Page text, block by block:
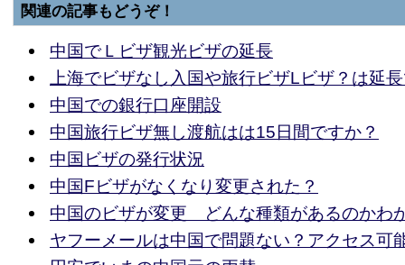
関連の記事もどうぞ！
中国でＬビザ観光ビザの延長
上海でビザなし入国や旅行ビザLビザ？は延
中国での銀行口座開設
中国旅行ビザ無し渡航はは15日間ですか？
中国ビザの発行状況
中国Fビザがなくなり変更された？
中国のビザが変更 どんな種類があるのかわ
ヤフーメールは中国で問題ない？アクセス可